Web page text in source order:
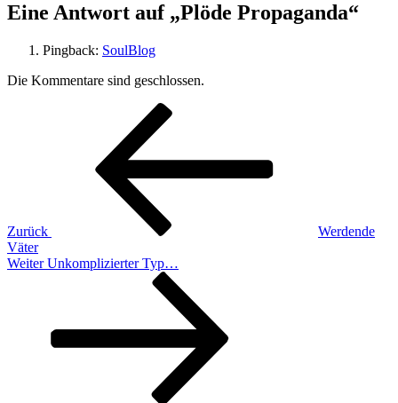
Eine Antwort auf „Plöde Propaganda“
Pingback: SoulBlog
Die Kommentare sind geschlossen.
Beitragsnavigation
Zurück
Werdende
Väter
Nächster
Weiter Unkomplizierter Typ…